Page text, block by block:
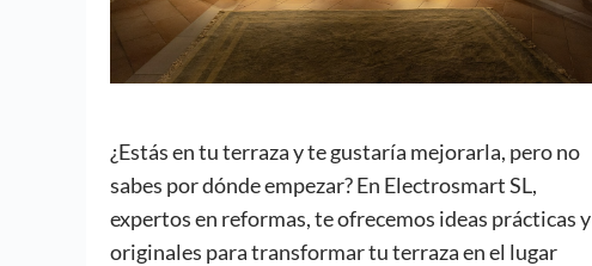
¿Estás en tu terraza y te gustaría mejorarla, pero no
sabes por dónde empezar? En Electrosmart SL,
expertos en reformas, te ofrecemos ideas prácticas y
originales para transformar tu terraza en el lugar